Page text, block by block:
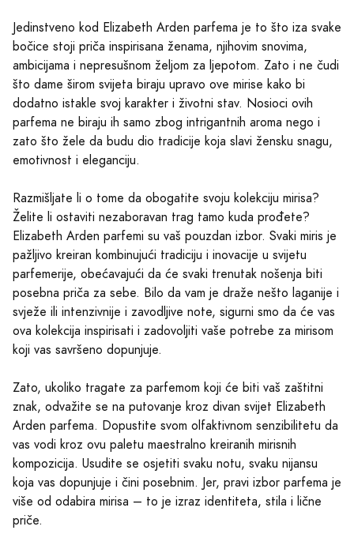
Jedinstveno kod Elizabeth Arden parfema je to što iza svake
bočice stoji priča inspirisana ženama, njihovim snovima,
ambicijama i nepresušnom željom za ljepotom. Zato i ne čudi
što dame širom svijeta biraju upravo ove mirise kako bi
dodatno istakle svoj karakter i životni stav. Nosioci ovih
parfema ne biraju ih samo zbog intrigantnih aroma nego i
zato što žele da budu dio tradicije koja slavi žensku snagu,
emotivnost i eleganciju.
Razmišljate li o tome da obogatite svoju kolekciju mirisa?
Želite li ostaviti nezaboravan trag tamo kuda prođete?
Elizabeth Arden parfemi su vaš pouzdan izbor. Svaki miris je
pažljivo kreiran kombinujući tradiciju i inovacije u svijetu
parfemerije, obećavajući da će svaki trenutak nošenja biti
posebna priča za sebe. Bilo da vam je draže nešto laganije i
svježe ili intenzivnije i zavodljive note, sigurni smo da će vas
ova kolekcija inspirisati i zadovoljiti vaše potrebe za mirisom
koji vas savršeno dopunjuje.
Zato, ukoliko tragate za parfemom koji će biti vaš zaštitni
znak, odvažite se na putovanje kroz divan svijet Elizabeth
Arden parfema. Dopustite svom olfaktivnom senzibilitetu da
vas vodi kroz ovu paletu maestralno kreiranih mirisnih
kompozicija. Usudite se osjetiti svaku notu, svaku nijansu
koja vas dopunjuje i čini posebnim. Jer, pravi izbor parfema je
više od odabira mirisa – to je izraz identiteta, stila i lične
priče.